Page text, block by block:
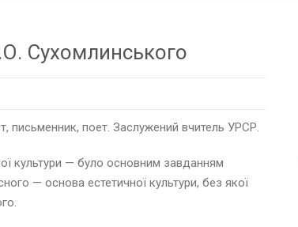
Сухомлинського
письменник, поет. Заслужений вчитель УРСР.
культури — було основним завданням
— основа естетичної культури, без якої